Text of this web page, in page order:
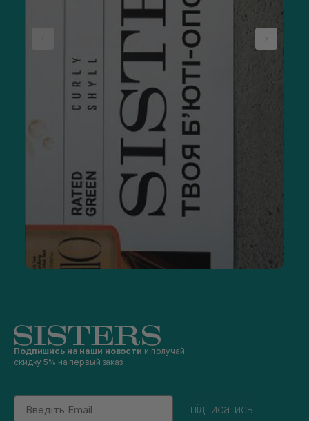
Подпишись на наши новости и получай
скидку 5% на первый заказ
Email
підписатись